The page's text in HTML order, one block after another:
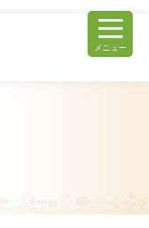
メニュー